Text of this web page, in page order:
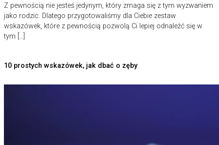
Z pewnością nie jesteś jedynym, który zmaga się z tym wyzwaniem
jako rodzic. Dlatego przygotowaliśmy dla Ciebie zestaw
wskazówek, które z pewnością pozwolą Ci lepiej odnaleźć się w
tym […]
10 prostych wskazówek, jak dbać o zęby